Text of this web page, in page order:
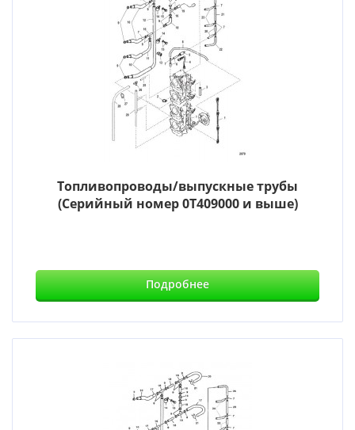
Топливопроводы/выпускные трубы
(Серийный номер 0T409000 и выше)
Подробнее